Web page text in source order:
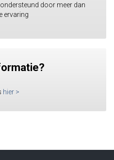
door meer dan
ervaring
hier >